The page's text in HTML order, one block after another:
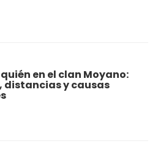
quién en el clan Moyano:
distancias y causas